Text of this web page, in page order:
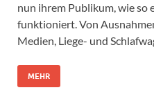
nun ihrem Publikum, wie so
funktioniert. Von
Medien, Liege- und
MEHR